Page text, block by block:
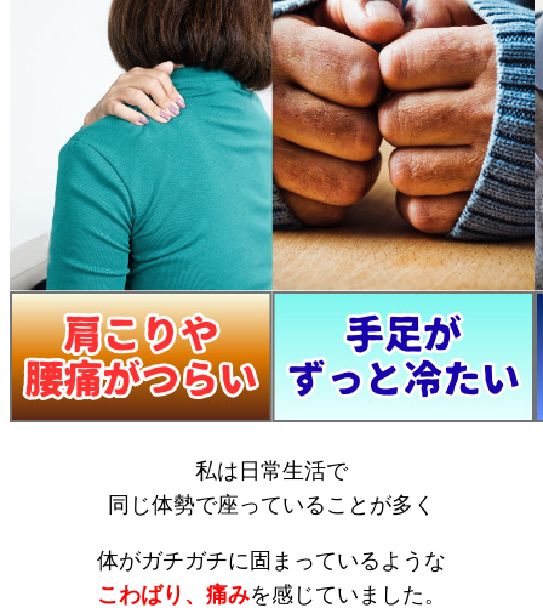
私は日常生活で
同じ体勢で座っていることが多く
体がガチガチに固まっているような
こわばり、痛みを感じていました。